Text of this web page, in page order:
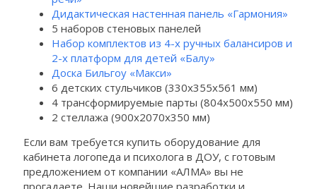
Дидактическая настенная панель «Гармония»
5 наборов стеновых панелей
Набор комплектов из 4-х ручных балансиров и
2-х платформ для детей «Балу»
Доска Бильгоу «Макси»
6 детских стульчиков (330х355х561 мм)
4 трансформируемые парты (804х500х550 мм)
2 стеллажа (900х2070х350 мм)
Если вам требуется купить оборудование для
кабинета логопеда и психолога в ДОУ, с готовым
предложением от компании «АЛМА» вы не
прогадаете. Наши новейшие разработки и